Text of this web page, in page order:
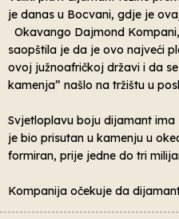
je danas u Bocvani, gdje je
Okavango Dajmond
saopštila je da je ovo najveći
ovoj južnoafričkoj državi i da
kamenja” našlo na tržištu u
Svjetloplavu boju dijamant
je bio prisutan u kamenju u
formiran, prije jedne do tri
Kompanija očekuje da